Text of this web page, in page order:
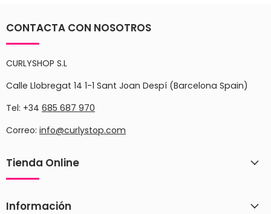
CONTACTA CON NOSOTROS
CURLYSHOP S.L
Calle Llobregat 14 1-1 Sant Joan Despí (Barcelona Spain)
Tel: +34 685 687 970
Correo: info@curlystop.com
Tienda Online
Información